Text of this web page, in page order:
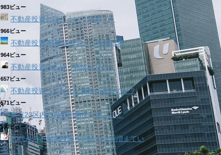
983ビュー
不動産投資とはどういう投資？！
966ビュー
不動産投資‐駐車場経営という選択肢
964ビュー
不動産投資の心得「裏技はない」
657ビュー
不動産投資ってどんな種類があるのか？
571ビュー
東京23区内で投資用物件を選ぶ？！
530ビュー
20代から不動産投資を始める人が増えてい
る？！